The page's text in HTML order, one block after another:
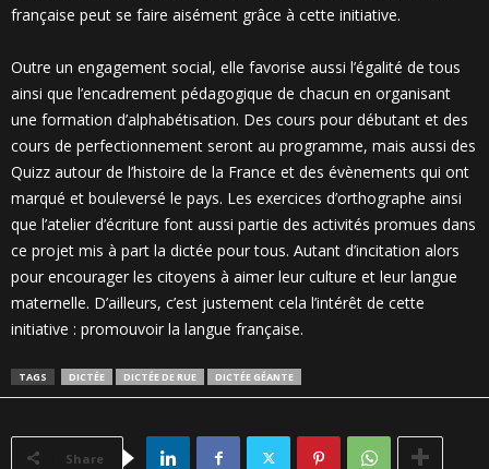
française peut se faire aisément grâce à cette initiative.
Outre un engagement social, elle favorise aussi l’égalité de tous
ainsi que l’encadrement pédagogique de chacun en organisant
une formation d’alphabétisation. Des cours pour débutant et des
cours de perfectionnement seront au programme, mais aussi des
Quizz autour de l’histoire de la France et des évènements qui ont
marqué et bouleversé le pays. Les exercices d’orthographe ainsi
que l’atelier d’écriture font aussi partie des activités promues dans
ce projet mis à part la dictée pour tous. Autant d’incitation alors
pour encourager les citoyens à aimer leur culture et leur langue
maternelle. D’ailleurs, c’est justement cela l’intérêt de cette
initiative : promouvoir la langue française.
TAGS DICTÉE DICTÉE DE RUE DICTÉE GÉANTE
Share